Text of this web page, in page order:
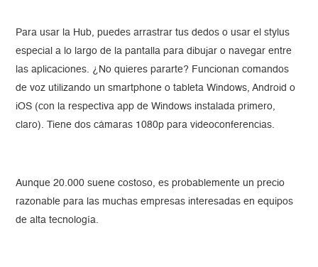
Para usar la Hub, puedes arrastrar tus dedos o usar el stylus
especial a lo largo de la pantalla para dibujar o navegar entre
las aplicaciones. ¿No quieres pararte? Funcionan comandos
de voz utilizando un smartphone o tableta Windows, Android o
iOS (con la respectiva app de Windows instalada primero,
claro). Tiene dos cámaras 1080p para videoconferencias.
Aunque 20.000 suene costoso, es probablemente un precio
razonable para las muchas empresas interesadas en equipos
de alta tecnología.